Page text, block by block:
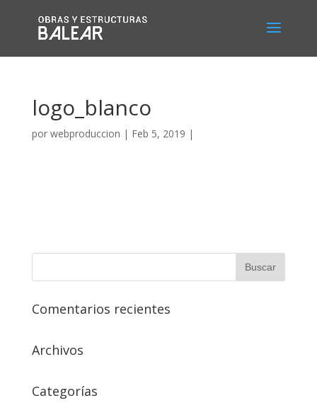
logo_blanco
por webproduccion | Feb 5, 2019 |
Comentarios recientes
Archivos
Categorías